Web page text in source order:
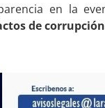
en la
de corrupción